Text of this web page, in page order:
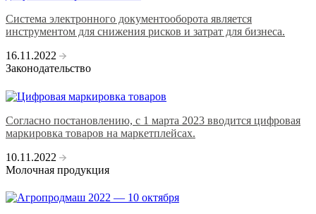
Система электронного документооборота является
инструментом для снижения рисков и затрат для бизнеса.
16.11.2022
Законодательство
Согласно постановлению, с 1 марта 2023 вводится цифровая
маркировка товаров на маркетплейсах.
10.11.2022
Молочная продукция